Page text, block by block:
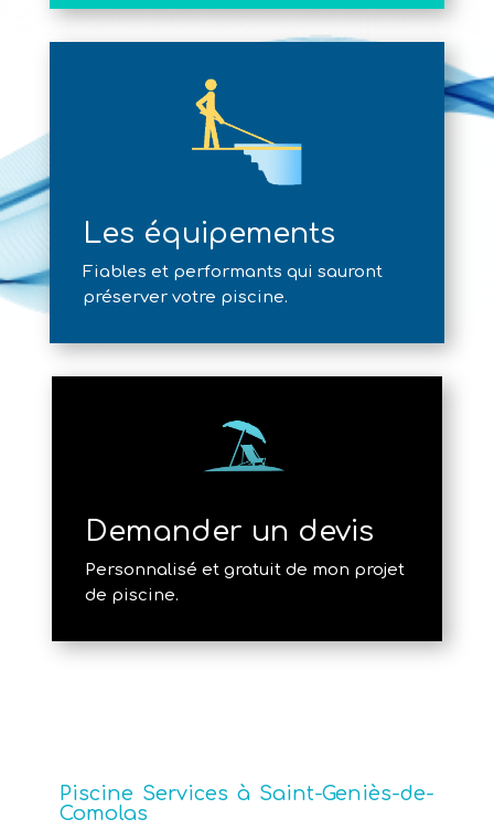
Les équipements
Fiables et performants qui sauront
préserver votre piscine.
Demander un devis
Personnalisé et gratuit de mon projet
de piscine.
Piscine Services à Saint-Geniès-de-
Comolas